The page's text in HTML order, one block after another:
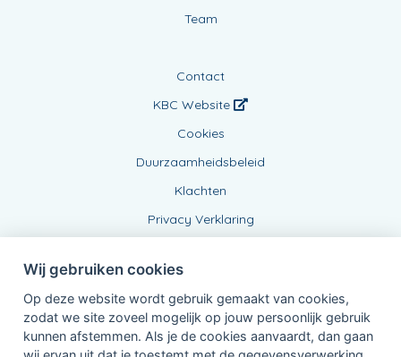
Team
Contact
KBC Website
Cookies
Duurzaamheidsbeleid
Klachten
Privacy Verklaring
Wij gebruiken cookies
Op deze website wordt gebruik gemaakt van cookies,
zodat we site zoveel mogelijk op jouw persoonlijk gebruik
kunnen afstemmen. Als je de cookies aanvaardt, dan gaan